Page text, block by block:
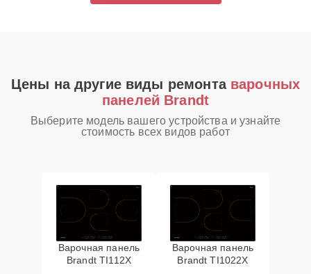
Цены на другие виды ремонта варочных
панелей Brandt
Выберите модель вашего устройства и узнайте
стоимость всех видов работ
Варочная панель
Brandt TI112X
Варочная панель
Brandt TI1022X